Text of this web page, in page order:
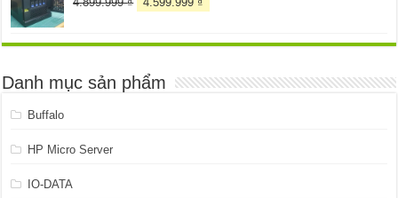
4.899.999 ₫.
là:
Danh mục sản phẩm
Buffalo
HP Micro Server
IO-DATA